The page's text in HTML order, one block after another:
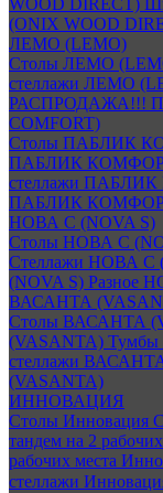
WOOD DIRECT)
(ONIX WOOD
ЛЕМО (LEMO)
Столы ЛЕМО
стеллажи ЛЕМО
РАСПРОДАЖА!!!
COMFORT)
Столы ПАБЛИК
ПАБЛИК КОМФОРТ
стеллажи
ПАБЛИК КОМФОРТ
НОВА С (NOVA S)
Столы НОВА С
Стеллажи НОВА С
(NOVA S) Разное
ВАСАНТА
Столы ВАСАНТА
(VASANTA)
стеллажи
(VASANTA)
ИННОВАЦИЯ
Столы Инновация
тандем на 2
рабочих места
стеллажи